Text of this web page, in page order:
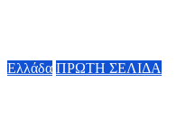
Ελλάδα ΠΡΩΤΗ ΣΕΛΙΔΑ